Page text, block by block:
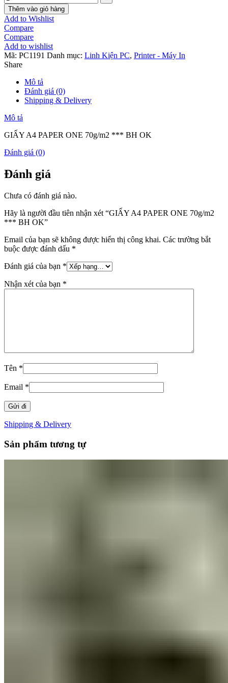
Thêm vào giỏ hàng
Add to Wishlist
Compare
Compare
Add to wishlist
Mã: PC1191 Danh mục: Linh Kiện PC, Printer - Máy In
Share
Mô tả
Đánh giá (0)
Shipping & Delivery
Mô tả
GIẤY A4 PAPER ONE 70g/m2 *** BH OK
Đánh giá (0)
Đánh giá
Chưa có đánh giá nào.
Hãy là người đầu tiên nhận xét “GIẤY A4 PAPER ONE 70g/m2
*** BH OK”
Email của bạn sẽ không được hiển thị công khai. Các trường bắt
buộc được đánh dấu *
Đánh giá của bạn *
Nhận xét của bạn *
Tên *
Email *
Shipping & Delivery
Sản phẩm tương tự